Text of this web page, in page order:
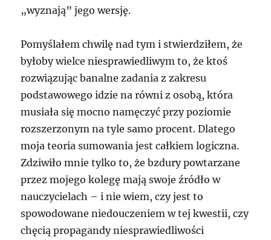
„wyznają” jego wersję.
Pomyślałem chwilę nad tym i stwierdziłem, że
byłoby wielce niesprawiedliwym to, że ktoś
rozwiązując banalne zadania z zakresu
podstawowego idzie na równi z osobą, która
musiała się mocno namęczyć przy poziomie
rozszerzonym na tyle samo procent. Dlatego
moja teoria sumowania jest całkiem logiczna.
Zdziwiło mnie tylko to, że bzdury powtarzane
przez mojego kolegę mają swoje źródło w
nauczycielach – i nie wiem, czy jest to
spowodowane niedouczeniem w tej kwestii, czy
chęcią propagandy niesprawiedliwości